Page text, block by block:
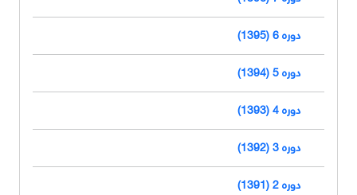
دوره 6 (1395)
دوره 5 (1394)
دوره 4 (1393)
دوره 3 (1392)
دوره 2 (1391)